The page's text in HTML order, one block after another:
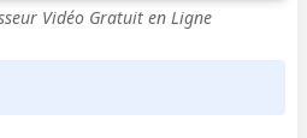
Vidéo Gratuit en Ligne